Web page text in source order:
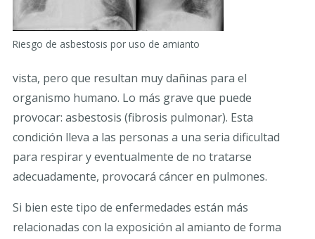
Riesgo de asbestosis por uso de amianto
vista, pero que resultan muy dañinas para el
organismo humano. Lo más grave que puede
provocar: asbestosis (fibrosis pulmonar). Esta
condición lleva a las personas a una seria dificultad
para respirar y eventualmente de no tratarse
adecuadamente, provocará cáncer en pulmones.
Si bien este tipo de enfermedades están más
relacionadas con la exposición al amianto de forma